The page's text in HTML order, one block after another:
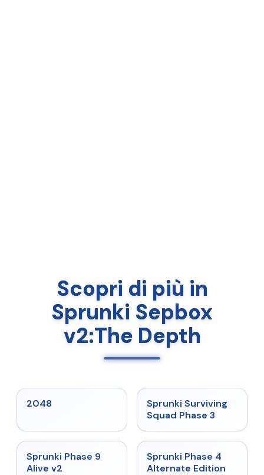
Scopri di più in
Sprunki Sepbox
v2:The Depth
2048 ★ 4.7
Sprunki Surviving
Squad Phase 3
★
Sprunki Phase 9
Alive v2
★
Sprunki Phase 4
Alternate Edition